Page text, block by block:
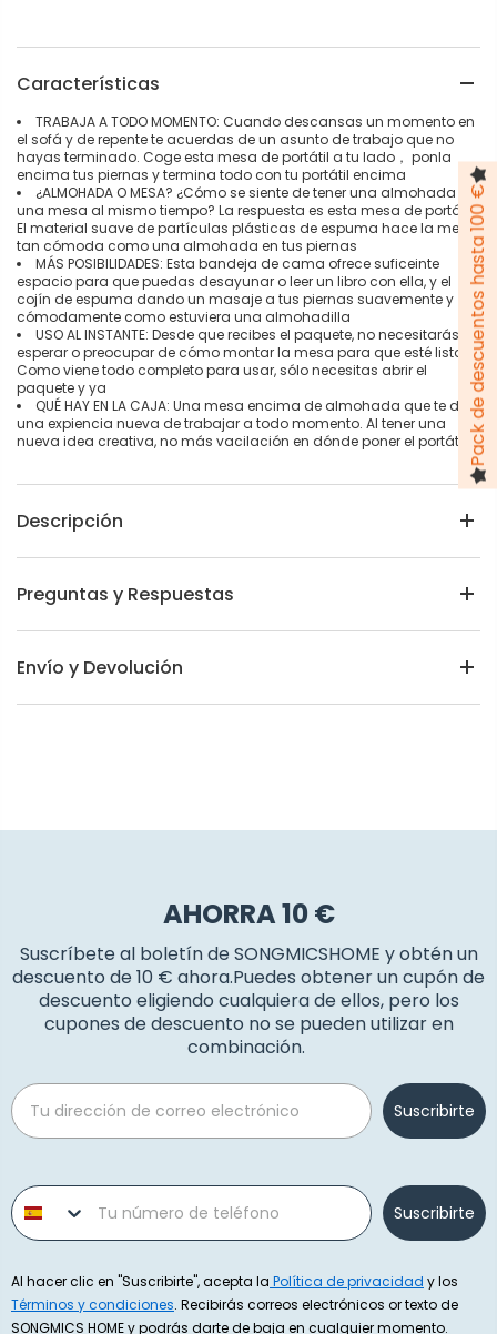
Características
TRABAJA A TODO MOMENTO: Cuando descansas un momento en
el sofá y de repente te acuerdas de un asunto de trabajo que no
hayas terminado. Coge esta mesa de portátil a tu lado， ponla
encima tus piernas y termina todo con tu portátil encima
¿ALMOHADA O MESA? ¿Cómo se siente de tener una almohada y
una mesa al mismo tiempo? La respuesta es esta mesa de portátil.
El material suave de partículas plásticas de espuma hace la mesa
tan cómoda como una almohada en tus piernas
MÁS POSIBILIDADES: Esta bandeja de cama ofrece suficeinte
espacio para que puedas desayunar o leer un libro con ella, y el
cojín de espuma dando un masaje a tus piernas suavemente y
cómodamente como estuviera una almohadilla
USO AL INSTANTE: Desde que recibes el paquete, no necesitarás
esperar o preocupar de cómo montar la mesa para que esté lista.
Como viene todo completo para usar, sólo necesitas abrir el
paquete y ya
QUÉ HAY EN LA CAJA: Una mesa encima de almohada que te da
una expiencia nueva de trabajar a todo momento. Al tener una
nueva idea creativa, no más vacilación en dónde poner el portátil
Descripción
Preguntas y Respuestas
Envío y Devolución
AHORRA 10 €
Suscríbete al boletín de SONGMICSHOME y obtén un
descuento de 10 € ahora.Puedes obtener un cupón de
descuento eligiendo cualquiera de ellos, pero los
cupones de descuento no se pueden utilizar en
combinación.
Email
Suscribirte
Phone number
Suscribirte
Al hacer clic en "Suscribirte", acepta la Política de privacidad y los
Términos y condiciones. Recibirás correos electrónicos or texto de
SONGMICS HOME y podrás darte de baja en cualquier momento.
Pack de descuentos hasta 100 €